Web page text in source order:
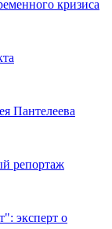
кризиса
Пантелеева
репортаж
эксперт о